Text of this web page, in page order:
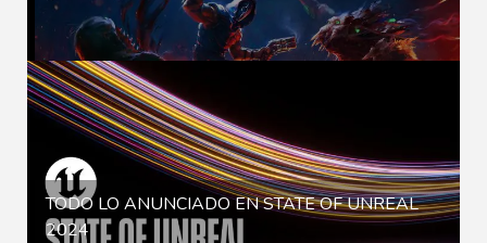
TODO LO ANUNCIADO EN STATE OF UNREAL
2024